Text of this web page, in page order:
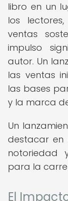
libro en un
los
ventas
impulso
autor. Un
las ventas
las bases
y la marca
Un
destacar en
notoriedad
para la
El